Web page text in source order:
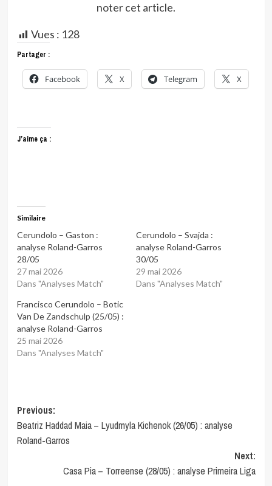
noter cet article.
Vues : 128
Partager :
Facebook X Telegram X
J’aime ça :
Similaire
Cerundolo – Gaston :
analyse Roland-Garros
28/05
27 mai 2026
Dans "Analyses Match"
Cerundolo – Svajda :
analyse Roland-Garros
30/05
29 mai 2026
Dans "Analyses Match"
Francisco Cerundolo – Botic
Van De Zandschulp (25/05) :
analyse Roland-Garros
25 mai 2026
Dans "Analyses Match"
Post
navigation
Previous:
Beatriz Haddad Maia – Lyudmyla Kichenok (26/05) : analyse
Roland-Garros
Next:
Casa Pia – Torreense (28/05) : analyse Primeira Liga